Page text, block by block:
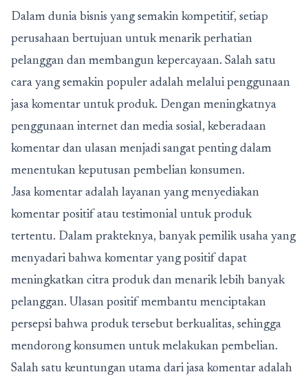
Dalam dunia bisnis yang semakin kompetitif, setiap
perusahaan bertujuan untuk menarik perhatian
pelanggan dan membangun kepercayaan. Salah satu
cara yang semakin populer adalah melalui penggunaan
jasa komentar untuk produk. Dengan meningkatnya
penggunaan internet dan media sosial, keberadaan
komentar dan ulasan menjadi sangat penting dalam
menentukan keputusan pembelian konsumen.
Jasa komentar adalah layanan yang menyediakan
komentar positif atau testimonial untuk produk
tertentu. Dalam prakteknya, banyak pemilik usaha yang
menyadari bahwa komentar yang positif dapat
meningkatkan citra produk dan menarik lebih banyak
pelanggan. Ulasan positif membantu menciptakan
persepsi bahwa produk tersebut berkualitas, sehingga
mendorong konsumen untuk melakukan pembelian.
Salah satu keuntungan utama dari jasa komentar adalah